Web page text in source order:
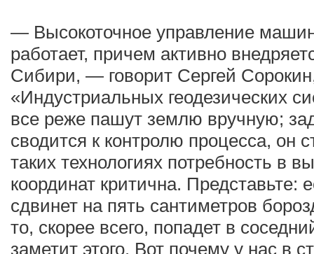
— Высокоточное управление
работает, причем активно
Сибири, — говорит Сергей
«Индустриальных геодезических
все реже пашут землю вручную;
сводится к контролю процесса, он
таких технологиях потребность в
координат критична.
сдвинет на пять сантиметров
то, скорее всего, попадет в
заметит этого. Вот почему у нас в